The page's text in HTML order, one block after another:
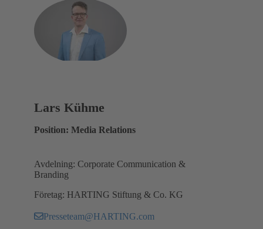
Lars Kühme
Position: Media Relations
Avdelning: Corporate Communication &
Branding
Företag: HARTING Stiftung & Co. KG
Presseteam@HARTING.com